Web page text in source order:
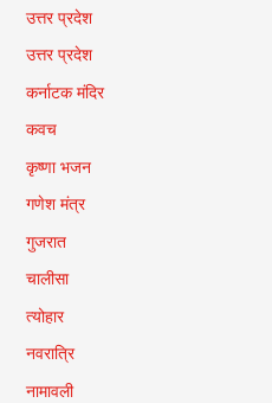
उत्तर प्रदेश
उत्तर प्रदेश
कर्नाटक मंदिर
कवच
कृष्णा भजन
गणेश मंत्र
गुजरात
चालीसा
त्योहार
नवरात्रि
नामावली